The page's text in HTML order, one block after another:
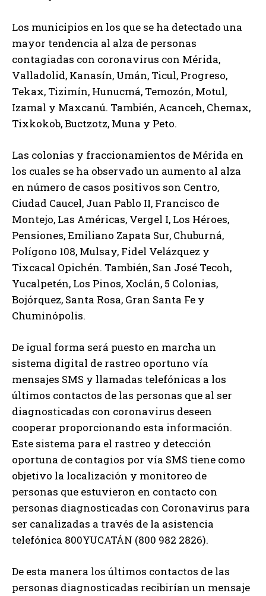
Los municipios en los que se ha detectado una
mayor tendencia al alza de personas
contagiadas con coronavirus con Mérida,
Valladolid, Kanasín, Umán, Ticul, Progreso,
Tekax, Tizimín, Hunucmá, Temozón, Motul,
Izamal y Maxcanú. También, Acanceh, Chemax,
Tixkokob, Buctzotz, Muna y Peto.
Las colonias y fraccionamientos de Mérida en
los cuales se ha observado un aumento al alza
en número de casos positivos son Centro,
Ciudad Caucel, Juan Pablo II, Francisco de
Montejo, Las Américas, Vergel I, Los Héroes,
Pensiones, Emiliano Zapata Sur, Chuburná,
Polígono 108, Mulsay, Fidel Velázquez y
Tixcacal Opichén. También, San José Tecoh,
Yucalpetén, Los Pinos, Xoclán, 5 Colonias,
Bojórquez, Santa Rosa, Gran Santa Fe y
Chuminópolis.
De igual forma será puesto en marcha un
sistema digital de rastreo oportuno vía
mensajes SMS y llamadas telefónicas a los
últimos contactos de las personas que al ser
diagnosticadas con coronavirus deseen
cooperar proporcionando esta información.
Este sistema para el rastreo y detección
oportuna de contagios por vía SMS tiene como
objetivo la localización y monitoreo de
personas que estuvieron en contacto con
personas diagnosticadas con Coronavirus para
ser canalizadas a través de la asistencia
telefónica 800YUCATÁN (800 982 2826).
De esta manera los últimos contactos de las
personas diagnosticadas recibirían un mensaje